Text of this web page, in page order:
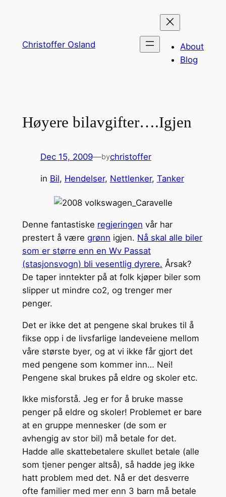
Christoffer Osland
About
Blog
Høyere bilavgifter….Igjen
Dec 15, 2009—bychristoffer
in Bil, Hendelser, Nettlenker, Tanker
Denne fantastiske regjeringen vår har
prestert å være grønn igjen. Nå skal alle biler
som er større enn en Wv Passat
(stasjonsvogn) bli vesentlig dyrere. Årsak?
De taper inntekter på at folk kjøper biler som
slipper ut mindre co2, og trenger mer
penger.
Det er ikke det at pengene skal brukes til å
fikse opp i de livsfarlige landeveiene mellom
våre største byer, og at vi ikke får gjort det
med pengene som kommer inn… Nei!
Pengene skal brukes på eldre og skoler etc.
Ikke misforstå. Jeg er for å bruke masse
penger på eldre og skoler! Problemet er bare
at en gruppe mennesker (de som er
avhengig av stor bil) må betale for det.
Hadde alle skattebetalere skullet betale (alle
som tjener penger altså), så hadde jeg ikke
hatt problem med det. Nå er det desverre
ofte familier med mer enn 3 barn må betale